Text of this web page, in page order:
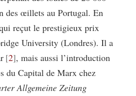
des œillets au Portugal. En
reçut le prestigieux prix
University (Londres). Il a
2 , mais aussi l’introduction
du Capital de Marx chez
Allgemeine Zeitung